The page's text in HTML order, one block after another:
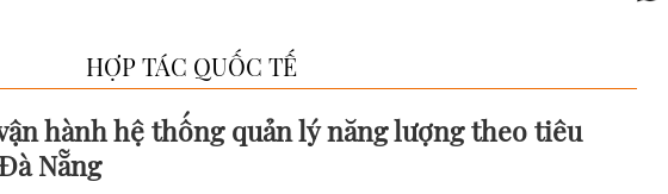
HỢP TÁC QUỐC TẾ
hành hệ thống quản lý năng lượng theo tiêu
Nẵng